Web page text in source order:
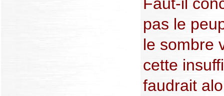
pas le
le sombre
cette
faudrait